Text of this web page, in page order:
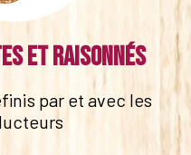
et raisonnés
par et avec les